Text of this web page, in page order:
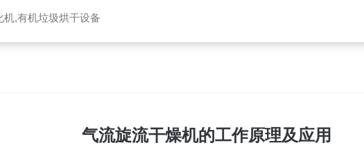
,有机垃圾烘干设备
气流旋流干燥机的工作原理及应用